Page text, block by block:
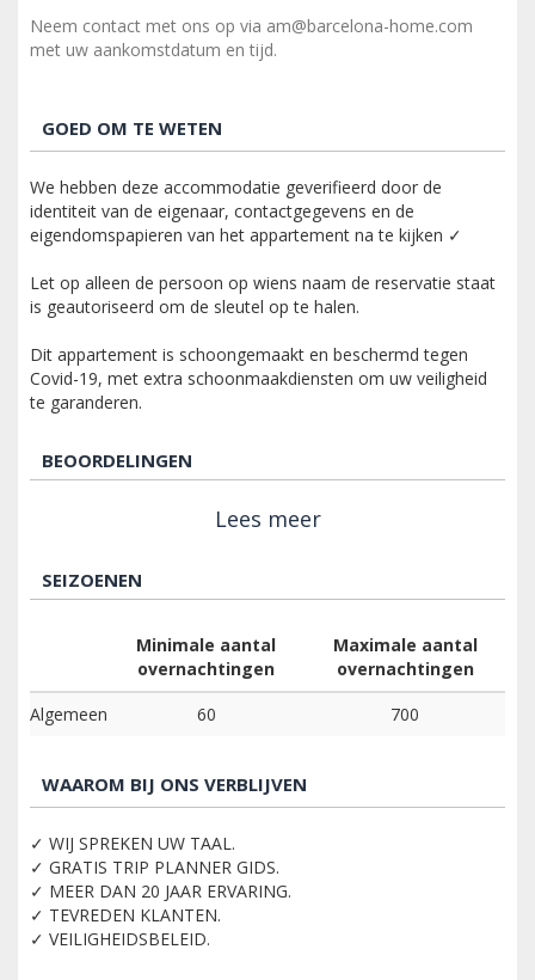
Neem contact met ons op via am@barcelona-home.com
met uw aankomstdatum en tijd.
GOED OM TE WETEN
We hebben deze accommodatie geverifieerd door de
identiteit van de eigenaar, contactgegevens en de
eigendomspapieren van het appartement na te kijken ✓
Let op alleen de persoon op wiens naam de reservatie staat
is geautoriseerd om de sleutel op te halen.
Dit appartement is schoongemaakt en beschermd tegen
Covid-19, met extra schoonmaakdiensten om uw veiligheid
te garanderen.
BEOORDELINGEN
Lees meer
SEIZOENEN
Minimale aantal
overnachtingen
Maximale aantal
overnachtingen
Algemeen
60 700
WAAROM BIJ ONS VERBLIJVEN
✓ WIJ SPREKEN UW TAAL.
✓ GRATIS TRIP PLANNER GIDS.
✓ MEER DAN 20 JAAR ERVARING.
✓ TEVREDEN KLANTEN.
✓ VEILIGHEIDSBELEID.